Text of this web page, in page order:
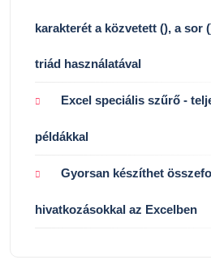
karakterét a közvetett (), a sor
triád használatával
Excel speciális szűrő -
példákkal
Gyorsan készíthet
hivatkozásokkal az Excelben